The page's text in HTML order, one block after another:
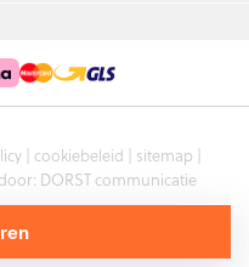
| cookiebeleid | sitemap |
DORST communicatie